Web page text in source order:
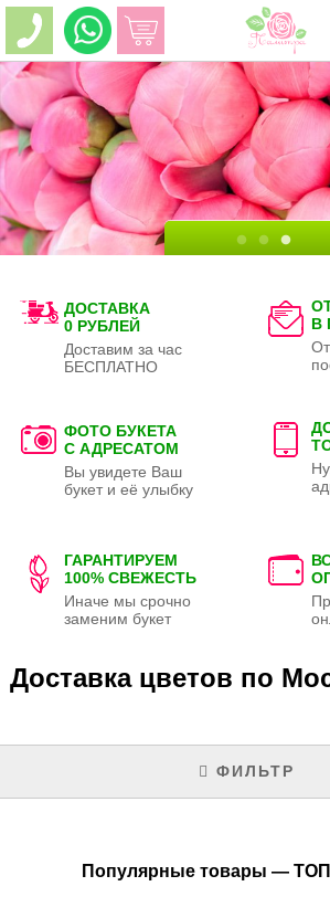
ДОСТАВКА
0 РУБЛЕЙ
Доставим за час
БЕСПЛАТНО
В
ФОТО БУКЕТА
С АДРЕСАТОМ
Вы увидете Ваш
букет и её улыбку
ГАРАНТИРУЕМ
100% СВЕЖЕСТЬ
Иначе мы срочно
заменим букет
Доставка цветов по
ФИЛЬТР
Популярные товары —